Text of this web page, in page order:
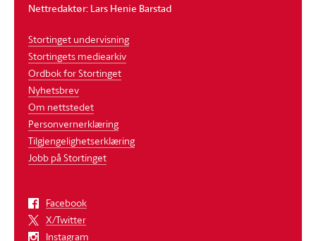
Nettredaktør: Lars Henie Barstad
Stortinget undervisning
Stortingets mediearkiv
Ordbok for Stortinget
Nyhetsbrev
Om nettstedet
Personvernerklæring
Tilgjengelighetserklæring
Jobb på Stortinget
Facebook
X/Twitter
Instagram